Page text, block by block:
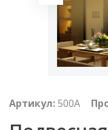
Артикул:500A